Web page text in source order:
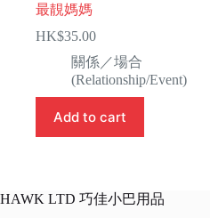
最靚媽媽
HK$35.00
關係／場合
(Relationship/Event)
Add to cart
HAWK LTD 巧佳小巴用品